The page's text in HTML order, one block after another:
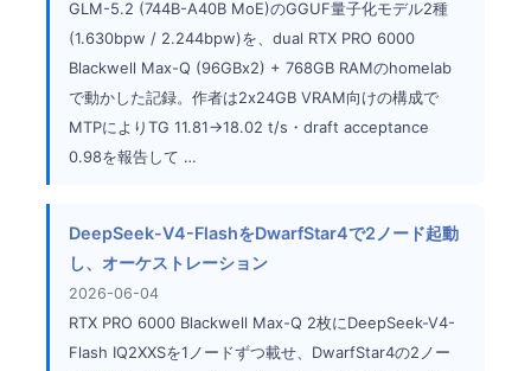
GLM-5.2 (744B-A40B MoE)のGGUF量子化モデル2種
(1.630bpw / 2.244bpw)を、dual RTX PRO 6000
Blackwell Max-Q (96GBx2) + 768GB RAMのhomelab
で動かした記録。作者は2x24GB VRAM向けの構成で
MTPによりTG 11.81→18.02 t/s・draft acceptance
0.98を報告して …
DeepSeek-V4-FlashをDwarfStar4で2ノード起動
し、オーケストレーション
2026-06-04
RTX PRO 6000 Blackwell Max-Q 2枚にDeepSeek-V4-
Flash IQ2XXSを1ノードずつ載せ、DwarfStar4の2ノー